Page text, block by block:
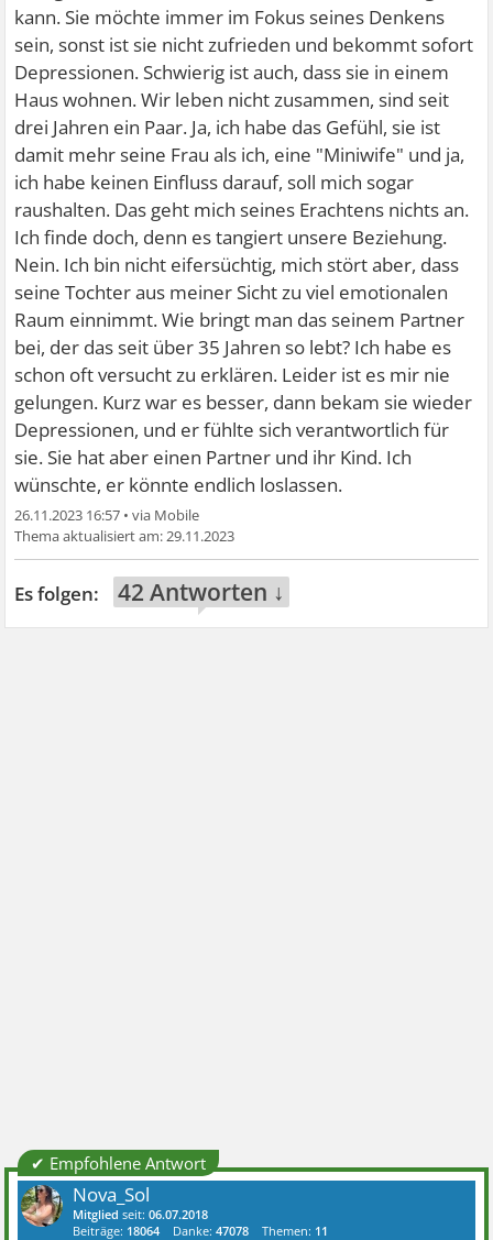
kann. Sie möchte immer im Fokus seines Denkens
sein, sonst ist sie nicht zufrieden und bekommt sofort
Depressionen. Schwierig ist auch, dass sie in einem
Haus wohnen. Wir leben nicht zusammen, sind seit
drei Jahren ein Paar. Ja, ich habe das Gefühl, sie ist
damit mehr seine Frau als ich, eine "Miniwife" und ja,
ich habe keinen Einfluss darauf, soll mich sogar
raushalten. Das geht mich seines Erachtens nichts an.
Ich finde doch, denn es tangiert unsere Beziehung.
Nein. Ich bin nicht eifersüchtig, mich stört aber, dass
seine Tochter aus meiner Sicht zu viel emotionalen
Raum einnimmt. Wie bringt man das seinem Partner
bei, der das seit über 35 Jahren so lebt? Ich habe es
schon oft versucht zu erklären. Leider ist es mir nie
gelungen. Kurz war es besser, dann bekam sie wieder
Depressionen, und er fühlte sich verantwortlich für
sie. Sie hat aber einen Partner und ihr Kind. Ich
wünschte, er könnte endlich loslassen.
26.11.2023 16:57 •
29.11.2023
42 Antworten ↓
✔ Empfohlene Antwort
Nova_Sol
Mitglied seit:06.07.2018
Beiträge: 18064 Danke:47078 Themen: 11